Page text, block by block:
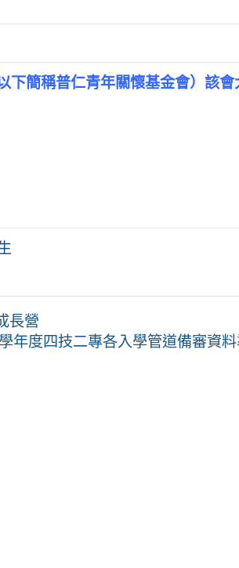
下簡稱普仁青年關懷基金會）該
長營
年度四技二專各入學管道備審資料